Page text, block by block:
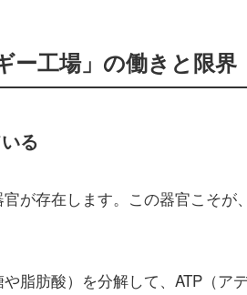
工場」の働きと限界
る
が存在します。この器官こそが
脂肪酸）を分解して、ATP（ア